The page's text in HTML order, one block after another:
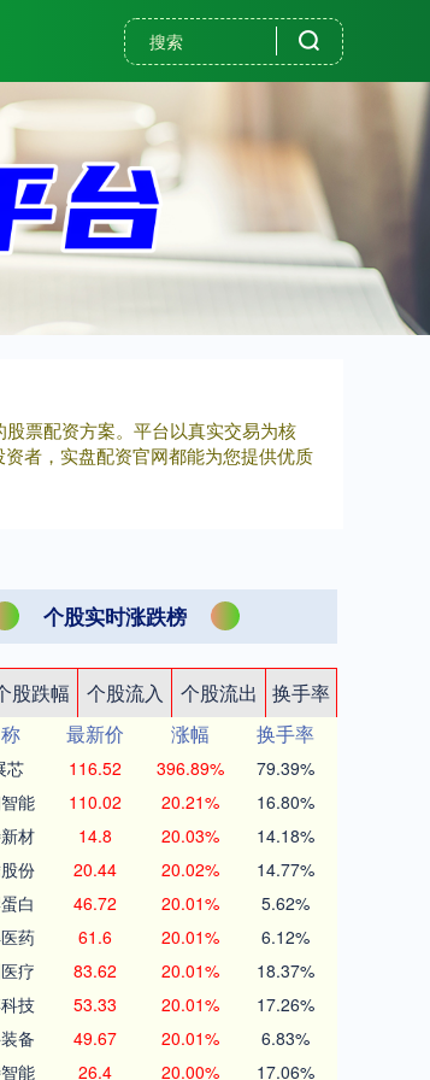
票配资方案。平台以真实交易为核
者，实盘配资官网都能为您提供优质
个股实时涨跌榜
股跌幅 个股流入 个股流出
换手率
最新价 涨幅
换手率
芯 116.52 396.89% 79.39%
能 110.02 20.21% 16.80%
材 14.8 20.03% 14.18%
份 20.44 20.02% 14.77%
白 46.72 20.01% 5.62%
药 61.6 20.01% 6.12%
疗 83.62 20.01% 18.37%
技 53.33 20.01% 17.26%
备 49.67 20.01% 6.83%
能 26.4 20.00% 17.06%